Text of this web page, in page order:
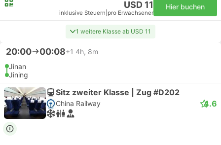
USD 11
inklusive Steuern pro Erwachsener
Hier buchen
1 weitere Klasse ab USD 11
20:00 00:08+1 4h, 8m
Jinan
Jining
Sitz zweiter Klasse | Zug #D202
China Railway 4.6